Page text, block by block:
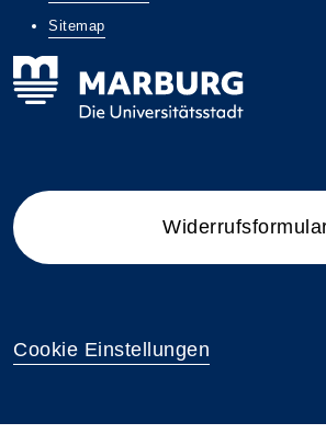
Sitemap
Cookie Einstellungen